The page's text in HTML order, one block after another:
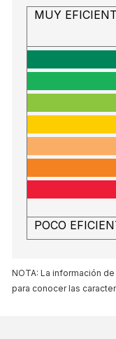
MUY
POCO
NOTA: La información
para conocer las